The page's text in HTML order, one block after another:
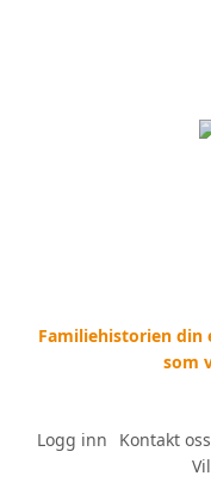
Familiehistorien din
som
Logg inn Kontakt oss